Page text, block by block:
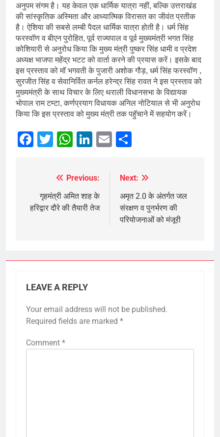
अनुपम संगम है। यह केवल एक धार्मिक यात्रा नहीं, बल्कि उत्तराखंड
की सांस्कृतिक अस्मिता और आध्यात्मिक विरासत का जीवंत प्रतीक
है। ऐशिया की सबसे लम्बी पैदल धार्मिक यात्रा होती है। धर्म सिंह
फरस्वॉण व बीएन पुरोहित, पूर्व राज्यपाल व पूर्व मुख्यमंत्री भगत सिंह
कोशियारी से अनुरोध किया कि मुख्य मंत्री पुष्कर सिंह धामी व प्रदेश
अध्यक्ष भाजपा महेंद्र भटट को वार्ता करने की प्रयास करें। इसके बाद
इस प्रस्ताव को मॉ भगवती के पुजारी अशोक गौड़, धर्म सिंह फरस्वॉण ,
सुरजीत सिंह व सेवानिर्वित कर्नल हरेन्द्र सिंह रावत ने इस प्रस्ताव को
मुख्यमंत्री के साथ विचार के लिए थराली विधानसभा के विद्यायक
भोपाल राम टम्टा, कर्णप्रयाग विधायक अनिल नोटियाल से भी अनुरोध
किया कि इस प्रस्ताव को मुख्य मंत्री तक पहुॅचाने में सहयोग करें।
Facebook
TwitterWhatsApp
LinkedIn
Email
navigation
Previous:
गृहमंत्री अमित शाह के
हरिद्वार दौरे की तैयारी तेज
Next:
अमृत 2.0 के अंतर्गत जल
संरक्षण व पुनर्भरण की
परियोजनाओं को मंजूरी
LEAVE A REPLY
Your email address will not be published.
Required fields are marked *
Comment *